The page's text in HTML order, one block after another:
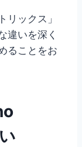
リックス」
違いを深く
ることをお